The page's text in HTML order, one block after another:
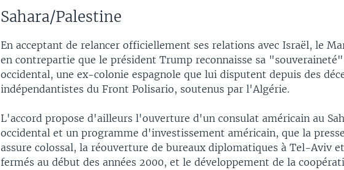
Sahara/Palestine
En acceptant de relancer officiellement ses relations avec Israël, le
en contrepartie que le président Trump reconnaisse sa "souveraineté"
occidental, une ex-colonie espagnole que lui disputent depuis des
indépendantistes du Front Polisario, soutenus par l'Algérie.
L'accord propose d'ailleurs l'ouverture d'un consulat américain au
occidental et un programme d'investissement américain, que la
assure colossal, la réouverture de bureaux diplomatiques à Tel-Aviv
fermés au début des années 2000, et le développement de la